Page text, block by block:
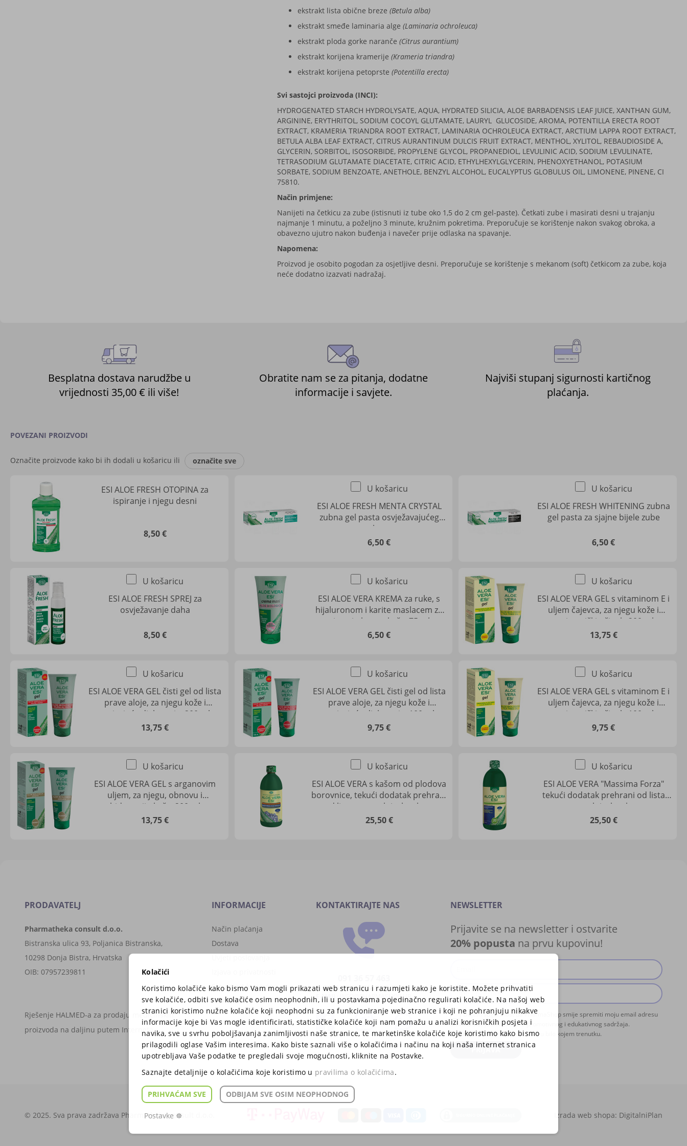
ekstrakt lista obične breze (Betula alba)
ekstrakt smeđe laminaria alge (Laminaria ochroleuca)
ekstrakt ploda gorke naranče (Citrus aurantium)
ekstrakt korijena kramerije (Krameria triandra)
ekstrakt korijena petoprste (Potentilla erecta)
Svi sastojci proizvoda (INCI):
HYDROGENATED STARCH HYDROLYSATE, AQUA, HYDRATED SILICIA, ALOE BARBADENSIS LEAF JUICE, XANTHAN GUM,
ARGININE, ERYTHRITOL, SODIUM COCOYL GLUTAMATE, LAURYL
GLUCOSIDE, AROMA, POTENTILLA ERECTA ROOT
EXTRACT, KRAMERIA TRIANDRA ROOT EXTRACT, LAMINARIA OCHROLEUCA EXTRACT, ARCTIUM LAPPA ROOT EXTRACT,
BETULA ALBA LEAF EXTRACT, CITRUS AURANTINUM DULCIS FRUIT EXTRACT, MENTHOL, XYLITOL, REBAUDIOSIDE A,
GLYCERIN, SORBITOL, ISOSORBIDE, PROPYLENE GLYCOL, PROPANEDIOL, LEVULINIC ACID, SODIUM LEVULINATE,
TETRASODIUM GLUTAMATE DIACETATE, CITRIC ACID, ETHYLHEXYLGLYCERIN, PHENOXYETHANOL, POTASIUM
SORBATE, SODIUM BENZOATE, ANETHOLE, BENZYL ALCOHOL, EUCALYPTUS GLOBULUS OIL, LIMONENE, PINENE, CI
75810.
Način primjene:
Nanijeti na četkicu za zube (istisnuti iz tube oko 1,5 do 2 cm gel-paste). Četkati zube i masirati desni u trajanju
najmanje 1 minutu, a poželjno 3 minute, kružnim pokretima. Preporučuje se korištenje nakon svakog obroka, a
obavezno ujutro nakon buđenja i navečer prije odlaska na spavanje.
Napomena:
Proizvod je osobito pogodan za osjetljive desni. Preporučuje se korištenje s mekanom (soft) četkicom za zube, koja
neće dodatno izazvati nadražaj.
Besplatna dostava narudžbe u
vrijednosti 35,00 € ili više!
Obratite nam se za pitanja, dodatne
informacije i savjete.
Najviši stupanj sigurnosti kartičnog
plaćanja.
POVEZANI PROIZVODI
Označite proizvode kako bi ih dodali u košaricu ili označite sve
ESI ALOE FRESH OTOPINA za
ispiranje i njegu desni
8,50 €
ESI ALOE FRESH MENTA CRYSTAL
zubna gel pasta osvježavajućeg
okusa
6,50 €
U košaricu
ESI ALOE FRESH WHITENING zubna
gel pasta za sjajne bijele zube
6,50 €
U košaricu
ESI ALOE FRESH SPREJ za
osvježavanje daha
8,50 €
U košaricu
ESI ALOE VERA KREMA za ruke, s
hijaluronom i karite maslacem za
njegu i obnovu kože, 75 ml
6,50 €
U košaricu
ESI ALOE VERA GEL s vitaminom E i
uljem čajevca, za njegu kože i
antiseptički učinak, 200 ml
13,75 €
U košaricu
ESI ALOE VERA GEL čisti gel od lista
prave aloje, za njegu kože i
umirujuće djelovanje, 200 ml
13,75 €
U košaricu
ESI ALOE VERA GEL čisti gel od lista
prave aloje, za njegu kože i
umirujuće djelovanje, 100 ml
9,75 €
U košaricu
ESI ALOE VERA GEL s vitaminom E i
uljem čajevca, za njegu kože i
antiseptički učinak, 100 ml
9,75 €
U košaricu
ESI ALOE VERA GEL s arganovim
uljem, za njegu, obnovu i
hidrataciju kože, 200 ml
13,75 €
U košaricu
ESI ALOE VERA s kašom od plodova
borovnice, tekući dodatak prehrani
od lista prave aloje, bez kore
25,50 €
U košaricu
ESI ALOE VERA "Massima Forza"
tekući dodatak prehrani od lista
prave aloje, bez kore
25,50 €
U košaricu
PRODAVATELJ
Pharmatheka consult d.o.o.
Bistranska ulica 93, Poljanica Bistranska,
10298 Donja Bistra, Hrvatska
OIB: 07957239811
Rješenje HALMED-a za prodaju medicinskih
proizvoda na daljinu putem Interneta
INFORMACIJE
Način plaćanja
Dostava
Sigurnost kupovine
Newsletter
KONTAKTIRAJTE NAS
RADNIM DANOM OD 8-15 H
E-MAIL:INFO@PHARMASHOP.HR
NEWSLETTER
Prijavite se na newsletter i ostvarite
20% popusta na prvu kupovinu!
Dajem suglasnost da PharmaShop smije spremiti moju email adresu
u svrhu slanja newslettera promotivnog i edukativnog sadržaja.
Razumijem da se mogu odjaviti u bilo kojem trenutku.
PRIJAVA
© 2025. Sva prava zadržava Pharmatheka consult d.o.o. Izrada web shopa: DigitalniPlan
Kolačići
Koristimo kolačiće kako bismo Vam mogli prikazati web stranicu i razumjeti kako je koristite. Možete prihvatiti
sve kolačiće, odbiti sve kolačiće osim neophodnih, ili u postavkama pojedinačno regulirati kolačiće. Na našoj web
stranici koristimo nužne kolačiće koji neophodni su za funkcioniranje web stranice i koji ne pohranjuju nikakve
informacije koje bi Vas mogle identificirati, statističke kolačiće koji nam pomažu u analizi korisničkih posjeta i
navika, sve u svrhu poboljšavanja zanimljivosti naše stranice, te marketinške kolačiće koje koristimo kako bismo
prilagodili oglase Vašim interesima. Kako biste saznali više o kolačićima i načinu na koji naša internet stranica
upotrebljava Vaše podatke te pregledali svoje mogućnosti, kliknite na Postavke.
Saznajte detaljnije o kolačićima koje koristimo u pravilima o kolačićima.
PRIHVAĆAM SVE ODBIJAM SVE OSIM NEOPHODNOG
Postavke ☸